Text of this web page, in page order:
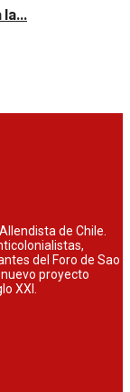
la...
de Chile.
del Foro de Sao
proyecto
XXI.